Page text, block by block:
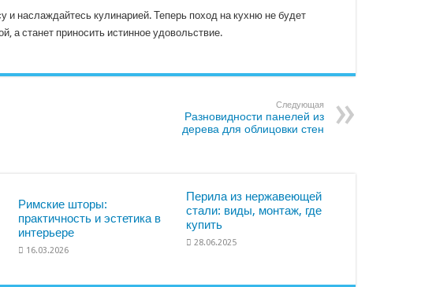
и наслаждайтесь кулинарией. Теперь поход на кухню не будет
а станет приносить истинное удовольствие.
Следующая
Разновидности панелей из
дерева для облицовки стен
Римские шторы:
практичность и эстетика в
интерьере
16.03.2026
Перила из нержавеющей
стали: виды, монтаж, где
купить
28.06.2025